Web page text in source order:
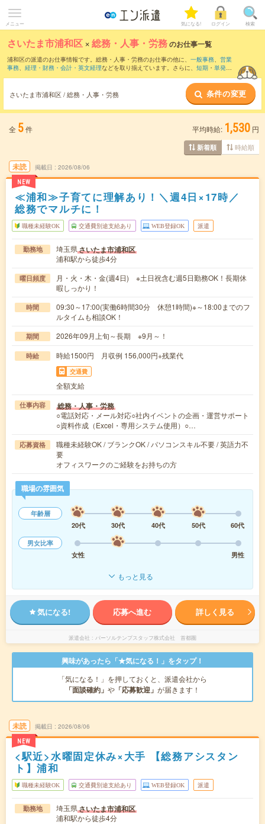
メニュー 気になる! ログイン 検索
さいたま市浦和区 ×総務・人事・労務のお仕事一覧
浦和区の派遣のお仕事情報です。総務・人事・労務のお仕事の他に、 一般事務、 営業
事務、 経理・財務・会計・英文経理などを取り揃えています。さらに、 短期 ・ 単発な
さいたま市浦和区 / 総務・人事・労務 条件の変更
全 5件 平均時給: 1,530 円
新着順 時給順
未読
NEW
掲載日 2026/08/06
≪浦和≫子育てに理解あり！＼週4日×17時／
総務でマルチに！
職種未経験OK 交通費別途支給あり WEB登録OK 派遣
勤務地 埼玉県さいたま市浦和区
浦和駅から徒歩4分
曜日頻度
月・火・木・金(週4日) ※土日祝含む週5日勤務OK！長期休
暇しっかり！
時間
09:30～17:00(実働6時間30分 休憩1時間)※～18:00までのフ
ルタイムも相談OK！
期間 2026年09月上旬～長期 ※9月～！
時給 時給1500円 月収例 156,000円+残業代
交通費
全額支給
仕事内容 総務・人事・労務
○電話対応・メール対応○社内イベントの企画・運営サポート
○資料作成（Excel・専用システム使用）○…
応募資格
職種未経験OK / ブランクOK / パソコンスキル不要 / 英語力不
要
オフィスワークのご経験をお持ちの方
職場の雰囲気
年齢層
20代
30代 40代 50代
60代
男女比率
女性
男性
もっと見る
気になる! 応募へ進む 詳しく見る
派遣会社 パーソルテンプスタッフ株式会社 首都圏
興味があったら「★気になる！」をタップ！
「気になる！」を押しておくと、派遣会社から
「面談確約」 や 「応募歓迎」 が届きます！
未読
NEW
掲載日 2026/08/06
<駅近>水曜固定休み×大手 【総務アシスタン
ト】浦和
職種未経験OK 交通費別途支給あり WEB登録OK 派遣
勤務地 埼玉県さいたま市浦和区
浦和駅から徒歩4分